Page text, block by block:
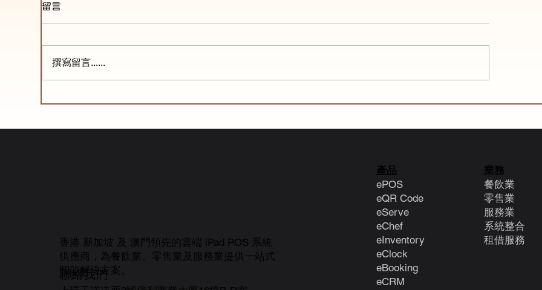
2026：eMenu ePOS 系統引
營運痛點！
out喇！2026年最好餐廳智能
POS 系統
模糊，餐飲業的最
留言
撰寫留言......
香港 新加坡 及 澳門領先的雲端 iPad POS 系統
供應商，為餐飲業、零售業及服務業提供一站式
智能解決方案。
聯絡我們
產品
ePOS
eQR Code
eServe
eChef
eInventory
eClock
eBooking
eCRM
業務
餐飲業
零售業
服務業
系統整合
租借服務